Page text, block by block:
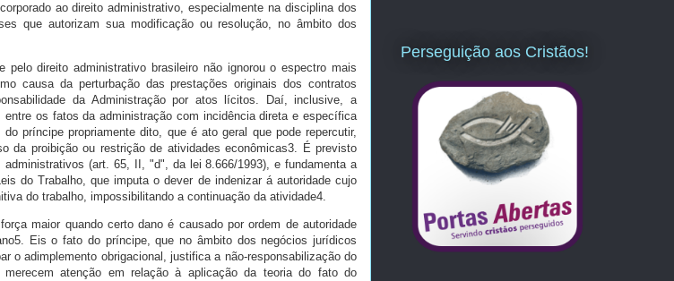
ao direito administrativo, especialmente na disciplina dos
que autorizam sua modificação ou resolução, no âmbito dos
direito administrativo brasileiro não ignorou o espectro mais
causa da perturbação das prestações originais dos contratos
da Administração por atos lícitos. Daí, inclusive, a
entre os fatos da administração com incidência direta e específica
príncipe propriamente dito, que é ato geral que pode repercutir,
da proibição ou restrição de atividades econômicas3. É previsto
administrativos (art. 65, II, "d", da lei 8.666/1993), e fundamenta a
do Trabalho, que imputa o dever de indenizar á autoridade cujo
do trabalho, impossibilitando a continuação da atividade4.
maior quando certo dano é causado por ordem de autoridade
Eis o fato do príncipe, que no âmbito dos negócios jurídicos
o adimplemento obrigacional, justifica a não-responsabilização do
merecem atenção em relação à aplicação da teoria do fato do
Perseguição aos Cristãos!